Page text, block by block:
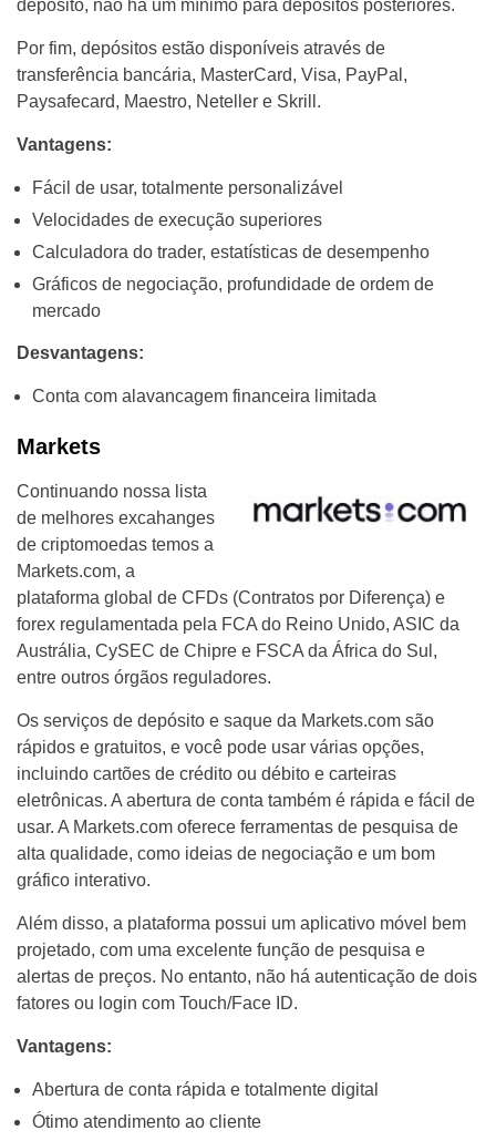
depósito, não há um mínimo para depósitos posteriores.
Por fim, depósitos estão disponíveis através de
transferência bancária, MasterCard, Visa, PayPal,
Paysafecard, Maestro, Neteller e Skrill.
Vantagens:
Fácil de usar, totalmente personalizável
Velocidades de execução superiores
Calculadora do trader, estatísticas de desempenho
Gráficos de negociação, profundidade de ordem de
mercado
Desvantagens:
Conta com alavancagem financeira limitada
Markets
Continuando nossa lista
de melhores excahanges
de criptomoedas temos a
Markets.com, a
plataforma global de CFDs (Contratos por Diferença) e
forex regulamentada pela FCA do Reino Unido, ASIC da
Austrália, CySEC de Chipre e FSCA da África do Sul,
entre outros órgãos reguladores.
Os serviços de depósito e saque da Markets.com são
rápidos e gratuitos, e você pode usar várias opções,
incluindo cartões de crédito ou débito e carteiras
eletrônicas. A abertura de conta também é rápida e fácil de
usar. A Markets.com oferece ferramentas de pesquisa de
alta qualidade, como ideias de negociação e um bom
gráfico interativo.
Além disso, a plataforma possui um aplicativo móvel bem
projetado, com uma excelente função de pesquisa e
alertas de preços. No entanto, não há autenticação de dois
fatores ou login com Touch/Face ID.
Vantagens:
Abertura de conta rápida e totalmente digital
Ótimo atendimento ao cliente